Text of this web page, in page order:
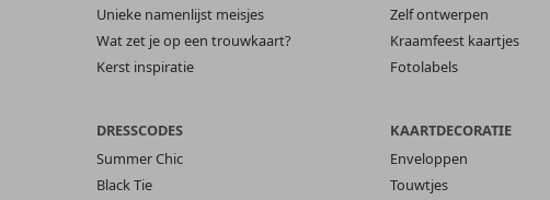
Unieke namenlijst meisjes
Wat zet je op een trouwkaart?
Kerst inspiratie
Zelf ontwerpen
Kraamfeest kaartjes
Fotolabels
DRESSCODES
Summer Chic
Black Tie
KAARTDECORATIE
Enveloppen
Touwtjes